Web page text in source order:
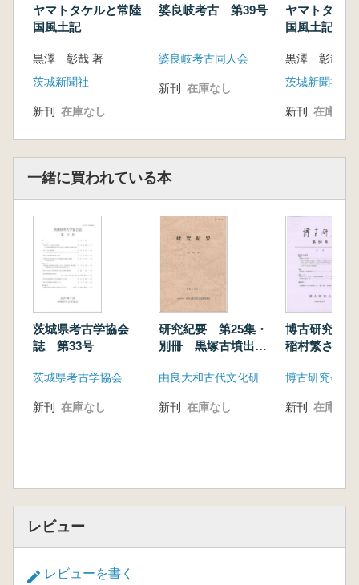
ヤマトタケルと常陸
国風土記
黒澤 彰哉 著
茨城新聞社
新刊 在庫なし
婆良岐考古 第39号
婆良岐考古同人会
新刊 在庫なし
ヤマトタケ
国風土記
黒澤 彰哉 著
茨城新聞社
新刊 在庫なし
一緒に買われている本
茨城県考古学協会
誌 第33号
茨城県考古学協会
新刊 在庫なし
研究紀要 第25集・
別冊 黒塚古墳出土
組)
新刊 在庫なし
博古研究
稲村繁さん
博古研究会
新刊 在庫なし
レビュー
レビューを書く